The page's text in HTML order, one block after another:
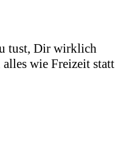
tust, Dir wirklich
wie Freizeit statt